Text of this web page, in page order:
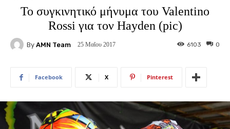
To συγκινητικό μήνυμα του Valentino
Rossi για τον Hayden (pic)
By AMN Team 25 Μαΐου 2017 0
6103
Facebook X Pinterest